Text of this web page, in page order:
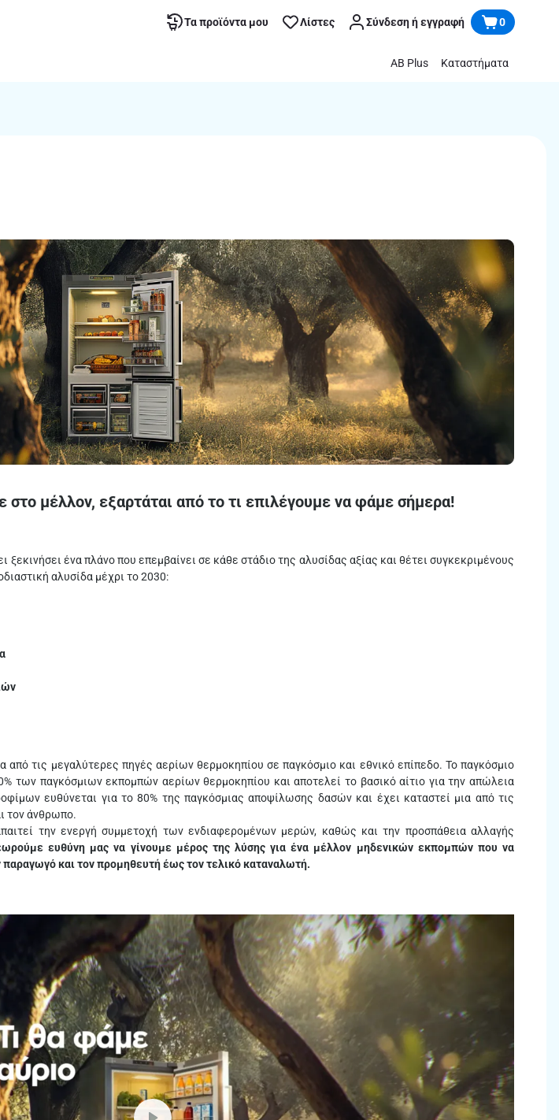
Τα προϊόντα μου Λίστες Σύνδεση ή εγγραφή 0
AB Plus Καταστήματα
στο μέλλον, εξαρτάται από το τι επιλέγουμε να φάμε σήμερα!
ξεκινήσει ένα πλάνο που επεμβαίνει σε κάθε στάδιο της αλυσίδας αξίας και θέτει συγκεκριμένους
αλυσίδα μέχρι το 2030:
από τις μεγαλύτερες πηγές αερίων θερμοκηπίου σε παγκόσμιο και εθνικό επίπεδο. To παγκόσμιο
των παγκόσμιων εκπομπών αερίων θερμοκηπίου και αποτελεί το βασικό αίτιο για την απώλεια
ευθύνεται για το 80% της παγκόσμιας αποψίλωσης δασών και έχει καταστεί μια από τις
τον άνθρωπο.
την ενεργή συμμετοχή των ενδιαφερομένων μερών, καθώς και την προσπάθεια αλλαγής
ευθύνη μας να γίνουμε μέρος της λύσης για ένα μέλλον μηδενικών εκπομπών που να
παραγωγό και τον προμηθευτή έως τον τελικό καταναλωτή.